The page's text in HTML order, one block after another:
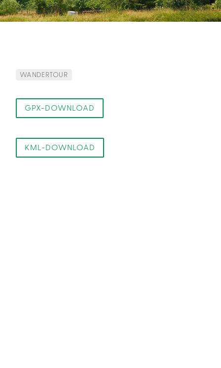
WANDERTOUR
GPX-DOWNLOAD
KML-DOWNLOAD